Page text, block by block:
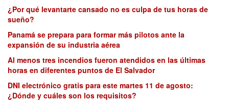
¿Por qué levantarte cansado no es culpa de tus horas de
sueño?
Panamá se prepara para formar más pilotos ante la
expansión de su industria aérea
Al menos tres incendios fueron atendidos en las últimas
horas en diferentes puntos de El Salvador
DNI electrónico gratis para este martes 11 de agosto:
¿Dónde y cuáles son los requisitos?